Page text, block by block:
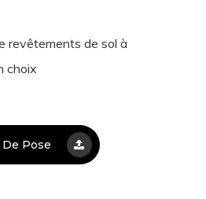
revêtements de sol à
choix
Pose